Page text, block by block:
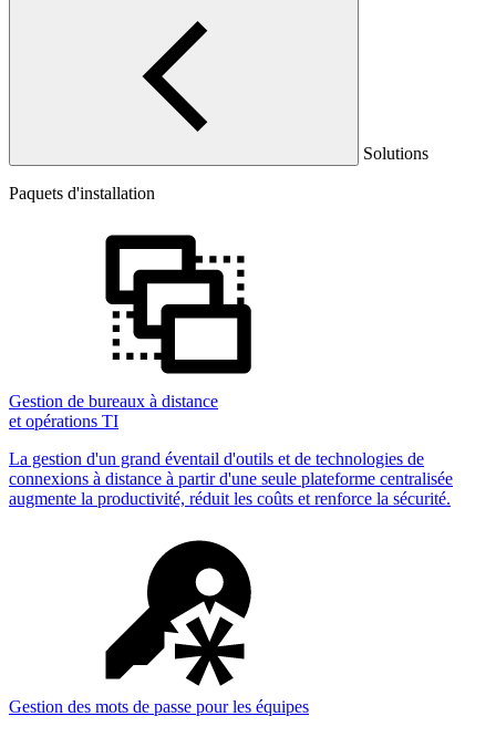
Solutions
Paquets d'installation
Gestion de bureaux à distance
et opérations TI
La gestion d'un grand éventail d'outils et de technologies de
connexions à distance à partir d'une seule plateforme centralisée
augmente la productivité, réduit les coûts et renforce la sécurité.
Gestion des mots de passe pour les équipes